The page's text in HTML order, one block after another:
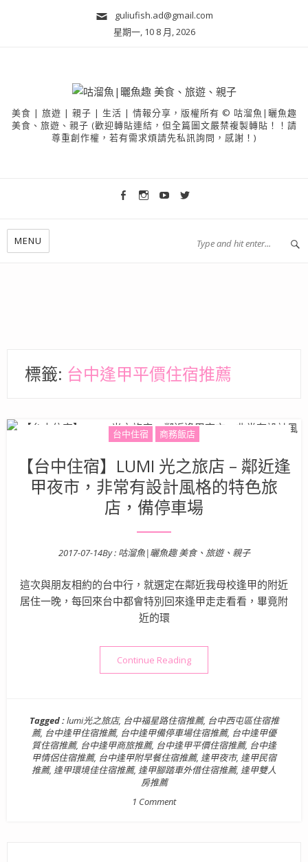
guliufish.ad@gmail.com
星期一, 10 8 月, 2026
美食 | 旅遊 | 親子 | 生活 | 情報分享，版權所有 © 咕溜魚|曬魚趣
美食、旅遊、親子 (歡迎轉貼連結，但全篇圖文嚴禁複製轉貼！！請
尊重創作權，若有需求煩請先私訊詢問，感謝！)
MENU
標籤: 台中逢甲平價住宿推薦
台中住宿 商務飯店
【台中住宿】LUMI 光之旅店 – 鄰近逢
甲夜市，非常有設計風格的特色旅
店，備停車場
Posted on
2017-07-14By : 咕溜魚|曬魚趣 美食、旅遊、親子
這次與朋友相約的台中行，就選定在鄰近我母校逢甲的附近
居住一晚，每回來台中都會特別回來逢甲走走看看，畢竟附
近的環
Continue Reading“【台中住宿】LUMI 光之旅
Tagged :lumi光之旅店, 台中福星路住宿推薦, 台中西屯區住宿推
薦, 台中逢甲住宿推薦, 台中逢甲備停車場住宿推薦, 台中逢甲優
質住宿推薦, 台中逢甲商旅推薦, 台中逢甲平價住宿推薦, 台中逢
甲情侶住宿推薦, 台中逢甲附早餐住宿推薦, 逢甲夜市, 逢甲民宿
推薦, 逢甲環境佳住宿推薦, 逢甲腳踏車外借住宿推薦, 逢甲雙人
房推薦
1 Comment